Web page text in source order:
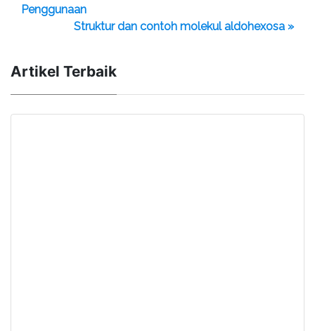
Penggunaan
Struktur dan contoh molekul aldohexosa »
Artikel Terbaik